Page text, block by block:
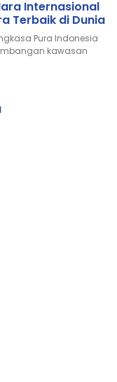
Internasional
Terbaik di Dunia
Pura Indonesia
kawasan